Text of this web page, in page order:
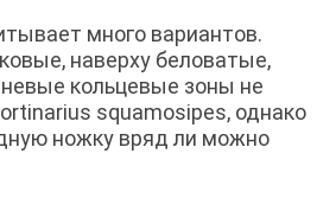
много вариантов.
наверху беловатые,
кольцевые зоны не
squamosipes, однако
ножку вряд ли можно